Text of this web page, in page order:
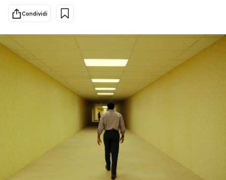
Cultura
Mondiali calcio 2026
Condividi